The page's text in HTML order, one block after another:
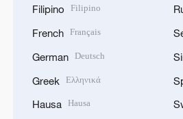
Filipino Filipino
French Français
German Deutsch
Greek Ελληνικά
Hausa Hausa